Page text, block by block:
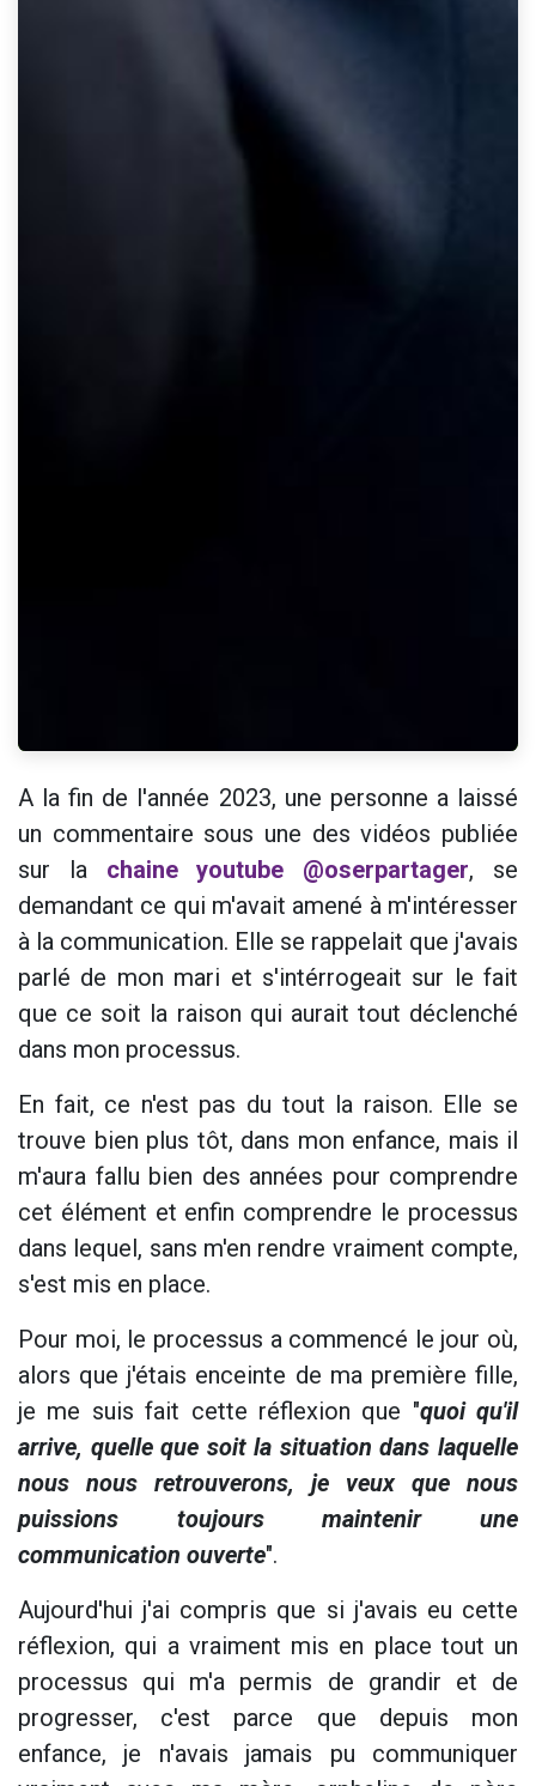
A la fin de l'année 2023, une personne a laissé
un commentaire sous une des vidéos publiée
sur la chaine youtube @oserpartager, se
demandant ce qui m'avait amené à m'intéresser
à la communication. Elle se rappelait que j'avais
parlé de mon mari et s'intérrogeait sur le fait
que ce soit la raison qui aurait tout déclenché
dans mon processus.
En fait, ce n'est pas du tout la raison. Elle se
trouve bien plus tôt, dans mon enfance, mais il
m'aura fallu bien des années pour comprendre
cet élément et enfin comprendre le processus
dans lequel, sans m'en rendre vraiment compte,
s'est mis en place.
Pour moi, le processus a commencé le jour où,
alors que j'étais enceinte de ma première fille,
je me suis fait cette réflexion que "quoi qu'il
arrive, quelle que soit la situation dans laquelle
nous nous retrouverons, je veux que nous
puissions toujours maintenir une
communication ouverte".
Aujourd'hui j'ai compris que si j'avais eu cette
réflexion, qui a vraiment mis en place tout un
processus qui m'a permis de grandir et de
progresser, c'est parce que depuis mon
enfance, je n'avais jamais pu communiquer